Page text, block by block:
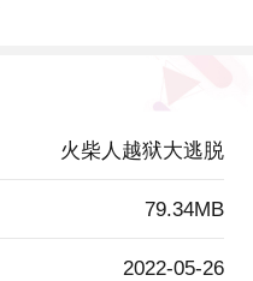
火柴人越狱大逃脱
79.34MB
2022-05-26